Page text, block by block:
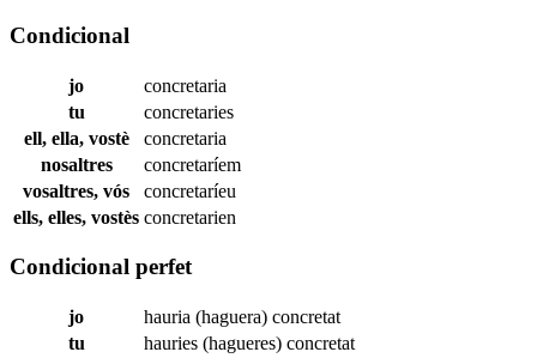
Condicional
jo
concretaria
tu
concretaries
ell, ella, vostè
concretaria
nosaltres
concretaríem
vosaltres, vós
concretaríeu
ells, elles, vostès concretarien
Condicional perfet
jo hauria (haguera) concretat
tu
hauries (hagueres) concretat